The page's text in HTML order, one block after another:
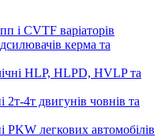
і CVTF варіаторів
керма та
HLP, HLPD, HVLP та
4т двигунів човнів та
PKW легкових автомобілів